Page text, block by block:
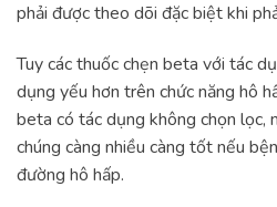
phải được theo dõi đặc biệt khi
Tuy các thuốc chẹn beta với tác
dụng yếu hơn trên chức năng hô
beta có tác dụng không chọn lọc,
chúng càng nhiều càng tốt nếu
đường hô hấp.